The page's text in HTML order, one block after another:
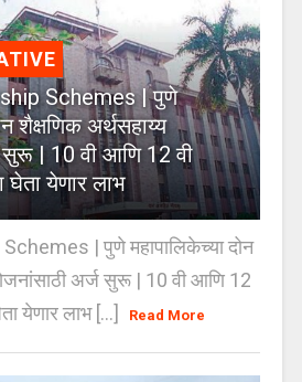
Schemes | पुणे
शैक्षणिक अर्थसहाय्य
सुरू | 10 वी आणि 12 वी
घेता येणार लाभ
| पुणे महापालिकेच्या दोन
अर्ज सुरू | 10 वी आणि 12
घेता येणार लाभ [...]
Read More